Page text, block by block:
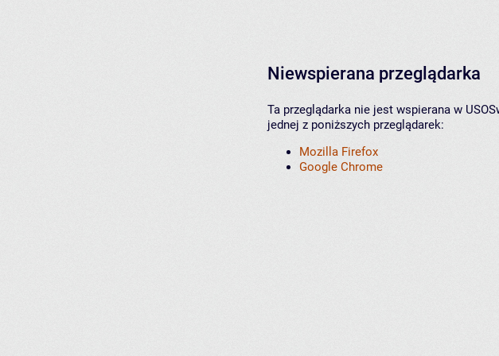
Niewspierana przeglądarka
Ta przeglądarka nie jest wspierana w
jednej z poniższych przeglądarek:
Mozilla Firefox
Google Chrome